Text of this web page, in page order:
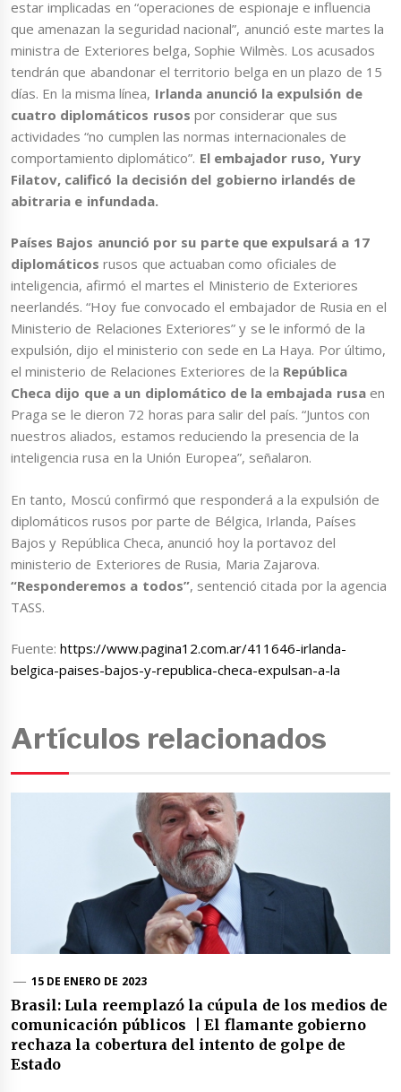
estar implicadas en “operaciones de espionaje e influencia
que amenazan la seguridad nacional”, anunció este martes la
ministra de Exteriores belga, Sophie Wilmès. Los acusados
tendrán que abandonar el territorio belga en un plazo de 15
días. En la misma línea, Irlanda anunció la expulsión de
cuatro diplomáticos rusos por considerar que sus
actividades “no cumplen las normas internacionales de
comportamiento diplomático”. El embajador ruso, Yury
Filatov, calificó la decisión del gobierno irlandés de
abitraria e infundada.
Países Bajos anunció por su parte que expulsará a 17
diplomáticos rusos que actuaban como oficiales de
inteligencia, afirmó el martes el Ministerio de Exteriores
neerlandés. “Hoy fue convocado el embajador de Rusia en el
Ministerio de Relaciones Exteriores” y se le informó de la
expulsión, dijo el ministerio con sede en La Haya. Por último,
el ministerio de Relaciones Exteriores de la República
Checa dijo que a un diplomático de la embajada rusa en
Praga se le dieron 72 horas para salir del país. “Juntos con
nuestros aliados, estamos reduciendo la presencia de la
inteligencia rusa en la Unión Europea”, señalaron.
En tanto, Moscú confirmó que responderá a la expulsión de
diplomáticos rusos por parte de Bélgica, Irlanda, Países
Bajos y República Checa, anunció hoy la portavoz del
ministerio de Exteriores de Rusia, Maria Zajarova.
“Responderemos a todos”, sentenció citada por la agencia
TASS.
Fuente:https://www.pagina12.com.ar/411646-irlanda-
belgica-paises-bajos-y-republica-checa-expulsan-a-la
Artículos relacionados
15 DE ENERO DE 2023
Brasil: Lula reemplazó la cúpula de los medios de
comunicación públicos | El flamante gobierno
rechaza la cobertura del intento de golpe de
Estado